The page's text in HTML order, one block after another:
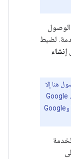
لضبط
إنشاء
هنا إلا
في موارد Google Cloud. تتم مشاركة موارد Google
Workspace (مثل "جداول بيانات Google" وGoogle